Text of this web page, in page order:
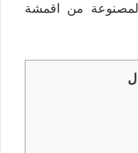
من اقمشة